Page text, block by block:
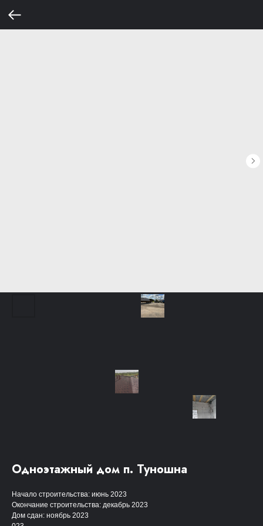
Одноэтажный дом п. Туношна
Начало строительства: июнь 2023
Окончание строительства: декабрь 2023
Дом сдан: ноябрь 2023